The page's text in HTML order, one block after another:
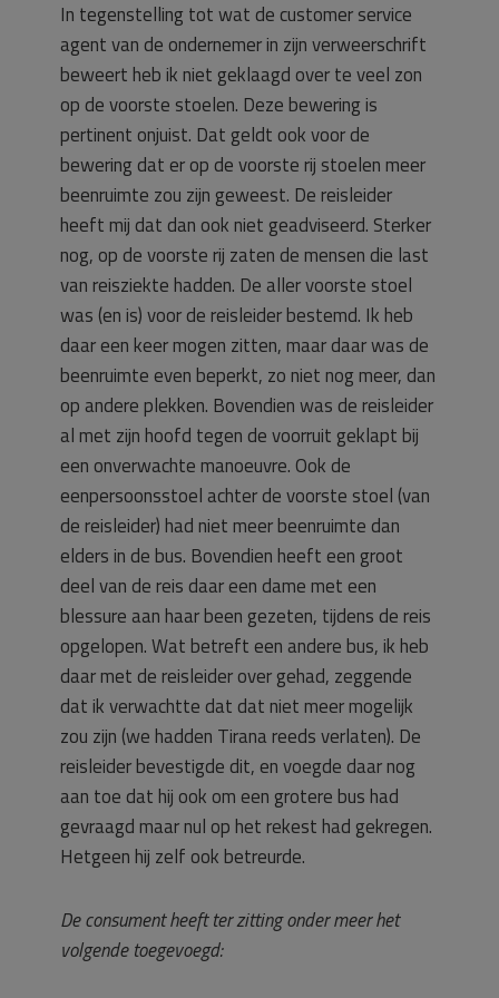
In tegenstelling tot wat de customer service
agent van de ondernemer in zijn verweerschrift
beweert heb ik niet geklaagd over te veel zon
op de voorste stoelen. Deze bewering is
pertinent onjuist. Dat geldt ook voor de
bewering dat er op de voorste rij stoelen meer
beenruimte zou zijn geweest. De reisleider
heeft mij dat dan ook niet geadviseerd. Sterker
nog, op de voorste rij zaten de mensen die last
van reisziekte hadden. De aller voorste stoel
was (en is) voor de reisleider bestemd. Ik heb
daar een keer mogen zitten, maar daar was de
beenruimte even beperkt, zo niet nog meer, dan
op andere plekken. Bovendien was de reisleider
al met zijn hoofd tegen de voorruit geklapt bij
een onverwachte manoeuvre. Ook de
eenpersoonsstoel achter de voorste stoel (van
de reisleider) had niet meer beenruimte dan
elders in de bus. Bovendien heeft een groot
deel van de reis daar een dame met een
blessure aan haar been gezeten, tijdens de reis
opgelopen. Wat betreft een andere bus, ik heb
daar met de reisleider over gehad, zeggende
dat ik verwachtte dat dat niet meer mogelijk
zou zijn (we hadden Tirana reeds verlaten). De
reisleider bevestigde dit, en voegde daar nog
aan toe dat hij ook om een grotere bus had
gevraagd maar nul op het rekest had gekregen.
Hetgeen hij zelf ook betreurde.
De consument heeft ter zitting onder meer het
volgende toegevoegd: